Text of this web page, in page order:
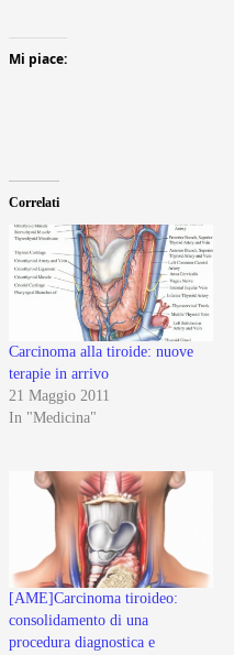
Mi piace:
Correlati
Carcinoma alla tiroide: nuove
terapie in arrivo
21 Maggio 2011
In "Medicina"
[AME]Carcinoma tiroideo:
consolidamento di una
procedura diagnostica e